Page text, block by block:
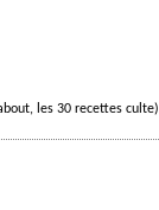
les 30 recettes culte)